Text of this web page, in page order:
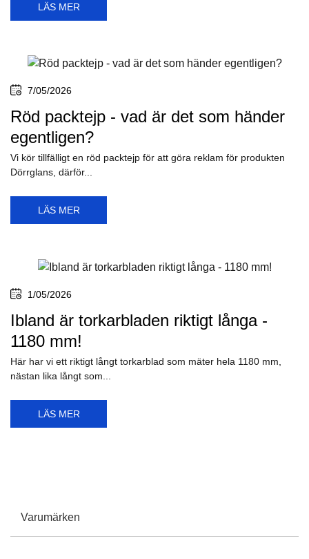
LÄS MER
7/05/2026
Röd packtejp - vad är det som händer
egentligen?
Vi kör tillfälligt en röd packtejp för att göra reklam för produkten
Dörrglans, därför...
LÄS MER
1/05/2026
Ibland är torkarbladen riktigt långa -
1180 mm!
Här har vi ett riktigt långt torkarblad som mäter hela 1180 mm,
nästan lika långt som...
LÄS MER
Varumärken